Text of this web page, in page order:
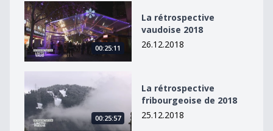
La rétrospective vaudoise 2018
00:25:11
La rétrospective
vaudoise 2018
26.12.2018
00:25:57
La rétrospective
fribourgeoise de 2018
25.12.2018